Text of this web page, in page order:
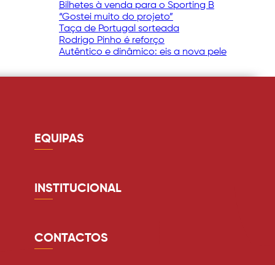
Bilhetes à venda para o Sporting B
“Gostei muito do projeto”
Taça de Portugal sorteada
Rodrigo Pinho é reforço
Autêntico e dinâmico: eis a nova pele
EQUIPAS
Defesa
Equipa Técnica
INSTITUCIONAL
Estádio
CONTACTOS